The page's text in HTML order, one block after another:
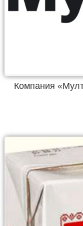
Компания